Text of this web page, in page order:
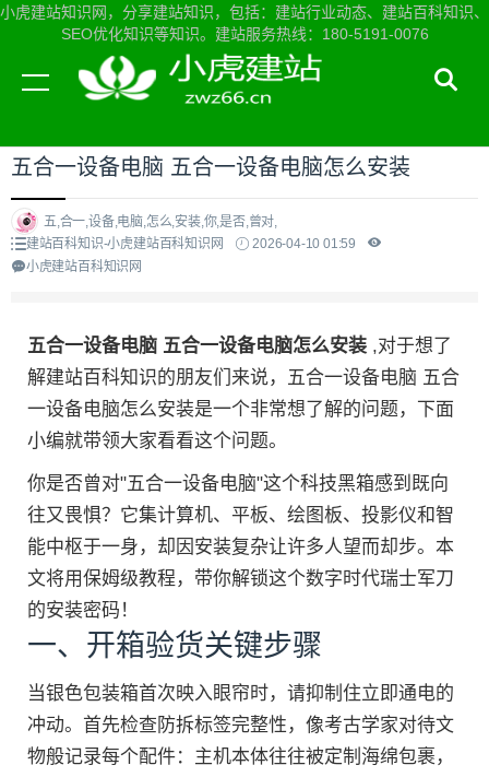
小虎建站知识网，分享建站知识，包括：建站行业动态、建站百科知识、
SEO优化知识等知识。建站服务热线：180-5191-0076
当前位置：小虎建站知识网首页>建站百科知识
五合一设备电脑 五合一设备电脑怎么安装
五,合一,设备,电脑,怎么,安装,你,是否,曾对,
建站百科知识-小虎建站百科知识网
2026-04-10 01:59
小虎建站百科知识网
五合一设备电脑 五合一设备电脑怎么安装 ,对于想了
解建站百科知识的朋友们来说，五合一设备电脑 五合
一设备电脑怎么安装是一个非常想了解的问题，下面
小编就带领大家看看这个问题。
你是否曾对"五合一设备电脑"这个科技黑箱感到既向
往又畏惧？它集计算机、平板、绘图板、投影仪和智
能中枢于一身，却因安装复杂让许多人望而却步。本
文将用保姆级教程，带你解锁这个数字时代瑞士军刀
的安装密码！
一、开箱验货关键步骤
当银色包装箱首次映入眼帘时，请抑制住立即通电的
冲动。首先检查防拆标签完整性，像考古学家对待文
物般记录每个配件：主机本体往往被定制海绵包裹，